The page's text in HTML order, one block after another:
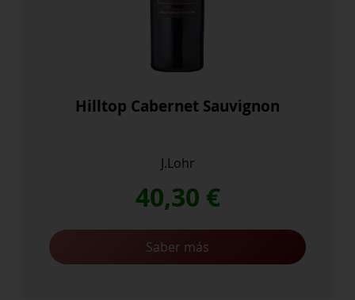
Hilltop Cabernet Sauvignon
J.Lohr
40,30 €
Saber más